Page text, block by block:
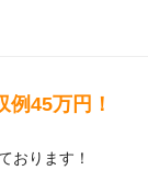
45万円！
おります！